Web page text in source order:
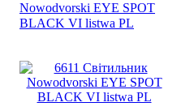
Nowodvorski EYE SPOT
BLACK VI listwa PL